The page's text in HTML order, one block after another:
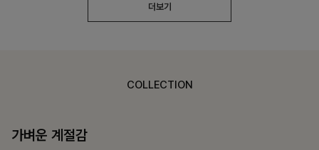
더보기
COLLECTION
가장 쉬운 코디